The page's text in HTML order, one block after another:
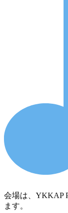
会場は、YKKAP
ます。